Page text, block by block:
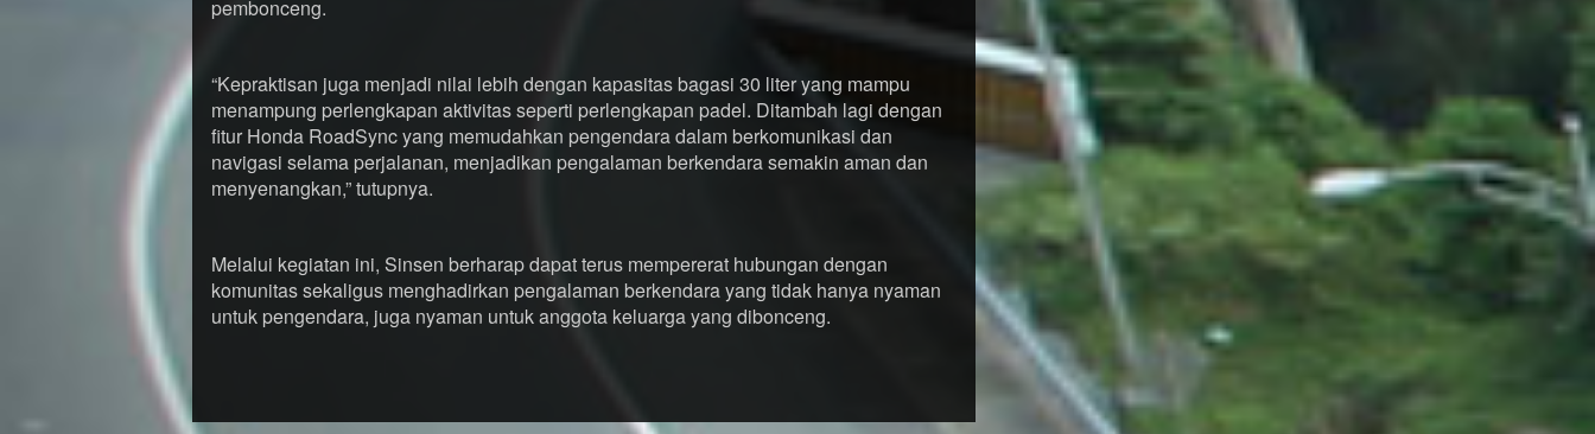
pembonceng.
“Kepraktisan juga menjadi nilai lebih dengan kapasitas bagasi 30 liter yang mampu
menampung perlengkapan aktivitas seperti perlengkapan padel. Ditambah lagi dengan
fitur Honda RoadSync yang memudahkan pengendara dalam berkomunikasi dan
navigasi selama perjalanan, menjadikan pengalaman berkendara semakin aman dan
menyenangkan,” tutupnya.
Melalui kegiatan ini, Sinsen berharap dapat terus mempererat hubungan dengan
komunitas sekaligus menghadirkan pengalaman berkendara yang tidak hanya nyaman
untuk pengendara, juga nyaman untuk anggota keluarga yang dibonceng.